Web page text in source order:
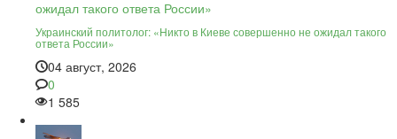
Украинский политолог: «Никто в Киеве совершенно не ожидал такого
ответа России»
04 август, 2026
0
1 585